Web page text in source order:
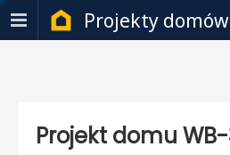
Projekty domów
Projekt domu